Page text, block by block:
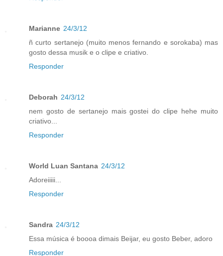
Marianne 24/3/12
ñ curto sertanejo (muito menos fernando e sorokaba) mas
gosto dessa musik e o clipe e criativo.
Responder
Deborah 24/3/12
nem gosto de sertanejo mais gostei do clipe hehe muito
criativo...
Responder
World Luan Santana 24/3/12
Adoreiiiii...
Responder
Sandra 24/3/12
Essa música é boooa dimais Beijar, eu gosto Beber, adoro
Responder